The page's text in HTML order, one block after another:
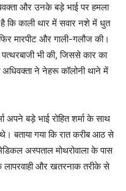
और उनके बड़े भाई पर हमला
कि काली थार में सवार नशे में धुत
मारपीट और गाली-गलौज की।
पत्थरबाजी भी की, जिससे कार का
ने नेहरू कॉलोनी थाने में
अपने बड़े भाई रोहित शर्मा के साथ
बताया गया कि रात करीब आठ से
अस्पताल मोथरोवाला के पास
लापरवाही और खतरनाक तरीके से